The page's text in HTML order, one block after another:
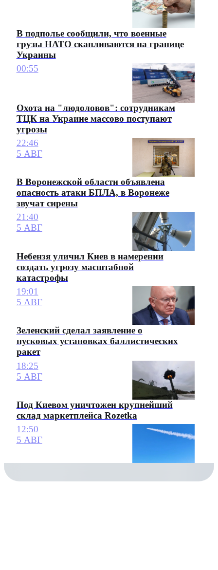
В подполье сообщили, что военные
грузы НАТО скапливаются на границе
Украины
00:55
Охота на "людоловов": сотрудникам
ТЦК на Украине массово поступают
угрозы
22:46
5 АВГ
В Воронежской области объявлена
опасность атаки БПЛА, в Воронеже
звучат сирены
21:40
5 АВГ
Небензя уличил Киев в намерении
создать угрозу масштабной
катастрофы
19:01
5 АВГ
Зеленский сделал заявление о
пусковых установках баллистических
ракет
18:25
5 АВГ
Под Киевом уничтожен крупнейший
склад маркетплейса Rozetka
12:50
5 АВГ